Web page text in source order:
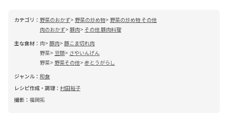
カテゴリ： 野菜のおかず 野菜の炒め物
野菜の炒め物 その他
肉のおかず 豚肉 その他 豚肉料理
主な食材： 肉 豚肉 豚こま切れ肉
野菜
豆類
さやいんげん
野菜
野菜その他
赤とうがらし
ジャンル： 和食
レシピ作成・調理： 村田裕子
撮影： 福岡拓